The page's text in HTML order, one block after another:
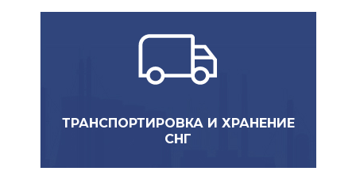
ТРАНСПОРТИРОВКА И ХРАНЕНИЕ
СНГ